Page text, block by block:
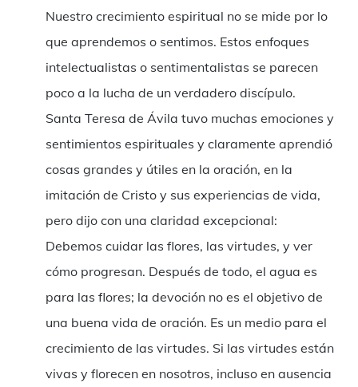
Nuestro crecimiento espiritual no se mide por lo
que aprendemos o sentimos. Estos enfoques
intelectualistas o sentimentalistas se parecen
poco a la lucha de un verdadero discípulo.
Santa Teresa de Ávila tuvo muchas emociones y
sentimientos espirituales y claramente aprendió
cosas grandes y útiles en la oración, en la
imitación de Cristo y sus experiencias de vida,
pero dijo con una claridad excepcional:
Debemos cuidar las flores, las virtudes, y ver
cómo progresan. Después de todo, el agua es
para las flores; la devoción no es el objetivo de
una buena vida de oración. Es un medio para el
crecimiento de las virtudes. Si las virtudes están
vivas y florecen en nosotros, incluso en ausencia